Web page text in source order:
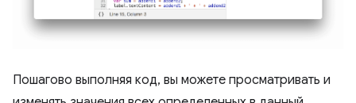
Пошагово выполняя код, вы можете просматривать и